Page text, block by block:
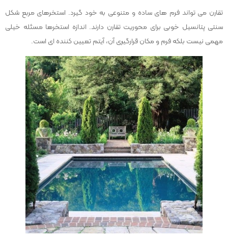
تقارن می تواند فرم های ساده و متنوعی به خود گیرد. استخرهای مربع شکل
سنتی پتانسیل خوبی برای محوریت تقارن دارند. اندازه استخرها مسئله خیلی
مهمی نیست بلکه فرم و مکان قرارگیری آن، آیتم تعیین کننده ای است.